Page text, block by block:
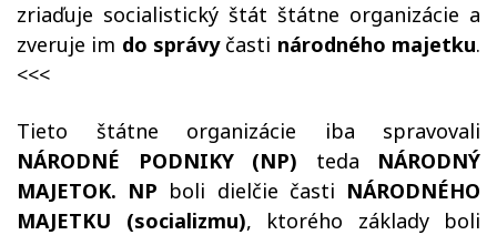
zriaďuje socialistický štát štátne organizácie a
zveruje im do správyčasti národného majetku.
<<<
Tieto štátne organizácie iba spravovali
NÁRODNÉ PODNIKY (NP) teda NÁRODNÝ
MAJETOK. NP boli dielčie časti NÁRODNÉHO
MAJETKU
(socializmu), ktorého základy boli